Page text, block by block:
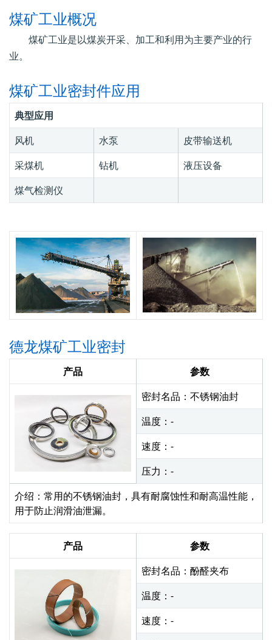
煤矿工业概况
煤矿工业是以煤炭开采、加工和利用为主要产业的行
业。
煤矿工业密封件应用
典型应用
风机
水泵
皮带输送机
采煤机
钻机
液压设备
煤气检测仪
德龙煤矿工业密封
产品
参数
密封名品：不锈钢油封
温度：-
速度：-
压力：-
介绍：常用的不锈钢油封，具有耐腐蚀性和耐高温性能，
用于防止润滑油泄漏。
产品
参数
密封名品：酚醛夹布
温度：-
速度：-